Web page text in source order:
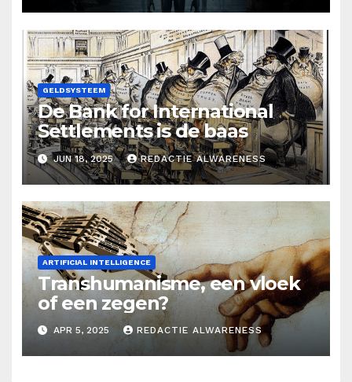
GELDSYSTEEM
De Bank for International
Settlements is de baas
JUN 18, 2025 REDACTIE ALWARENESS
ARTIFICIAL INTELLIGENCE
Transhumanisme, een vloek
of een zegen?
APR 5, 2025 REDACTIE ALWARENESS